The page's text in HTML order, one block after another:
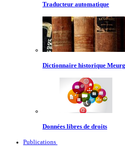
Traducteur automatique
Dictionnaire historique
Données libres de droits
Publications